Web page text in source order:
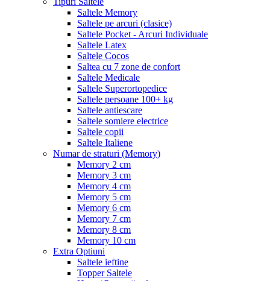
Saltele Memory
Saltele pe arcuri (clasice)
Saltele Pocket - Arcuri Individuale
Saltele Latex
Saltele Cocos
Saltea cu 7 zone de confort
Saltele Medicale
Saltele Superortopedice
Saltele persoane 100+ kg
Saltele antiescare
Saltele somiere electrice
Saltele copii
Saltele Italiene
Numar de straturi (Memory)
Memory 2 cm
Memory 3 cm
Memory 4 cm
Memory 5 cm
Memory 6 cm
Memory 7 cm
Memory 8 cm
Memory 10 cm
Extra Optiuni
Saltele ieftine
Topper Saltele